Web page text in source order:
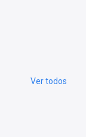
Ver todos